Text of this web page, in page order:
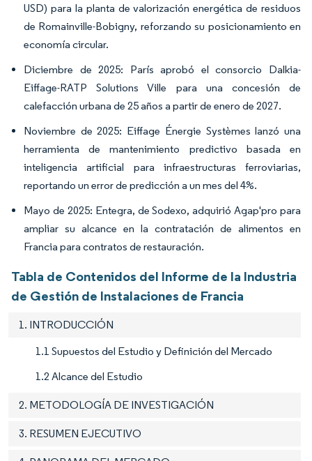
USD) para la planta de valorización energética de residuos
de Romainville-Bobigny, reforzando su posicionamiento en
economía circular.
Diciembre de 2025: París aprobó el consorcio Dalkia-
Eiffage-RATP Solutions Ville para una concesión de
calefacción urbana de 25 años a partir de enero de 2027.
Noviembre de 2025: Eiffage Énergie Systèmes lanzó una
herramienta de mantenimiento predictivo basada en
inteligencia artificial para infraestructuras ferroviarias,
reportando un error de predicción a un mes del 4%.
Mayo de 2025: Entegra, de Sodexo, adquirió Agap'pro para
ampliar su alcance en la contratación de alimentos en
Francia para contratos de restauración.
Tabla de Contenidos del Informe de la Industria
de Gestión de Instalaciones de Francia
1. INTRODUCCIÓN
1.1 Supuestos del Estudio y Definición del Mercado
1.2 Alcance del Estudio
2. METODOLOGÍA DE INVESTIGACIÓN
3. RESUMEN EJECUTIVO